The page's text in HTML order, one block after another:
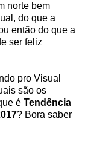
norte bem
do que a
então do que a
ser feliz
pro Visual
são os
é Tendência
? Bora saber